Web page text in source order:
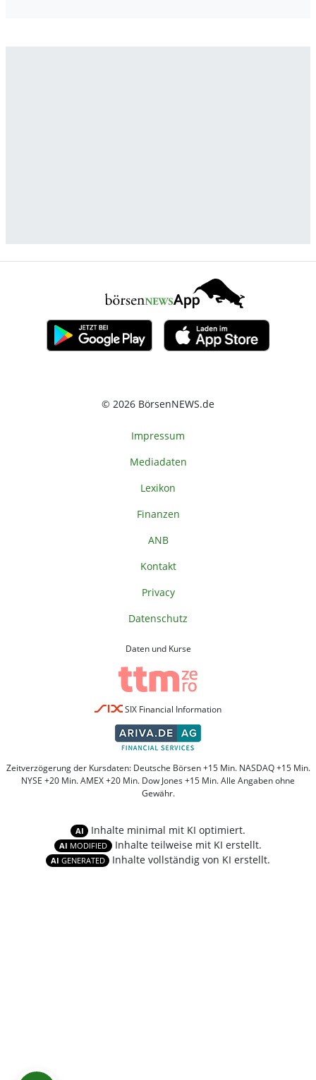
© 2026 BörsenNEWS.de
Impressum
Mediadaten
Lexikon
Finanzen
ANB
Kontakt
Privacy
Datenschutz
Daten und Kurse
SIX Financial Information
Zeitverzögerung der Kursdaten: Deutsche Börsen +15 Min. NASDAQ +15 Min.
NYSE +20 Min. AMEX +20 Min. Dow Jones +15 Min. Alle Angaben ohne
Gewähr.
AI Inhalte minimal mit KI optimiert.
AI MODIFIED Inhalte teilweise mit KI erstellt.
AI GENERATED Inhalte vollständig von KI erstellt.